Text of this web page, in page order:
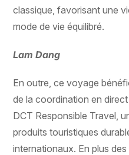
classique, favorisant une
mode de vie équilibré.
Lam Dang
En outre, ce voyage
de la coordination en
DCT Responsible Travel,
produits touristiques
internationaux. En plus